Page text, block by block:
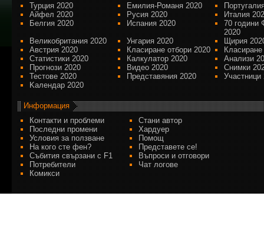
Турция 2020
Емилия-Романя 2020
Айфел 2020
Русия 2020
Италия
Белгия 2020
Испания 2020
70 години
2020
Великобритания 2020
Унгария 2020
Щирия
Австрия 2020
Класиране отбори 2020
Статистики 2020
Калкулатор 2020
Анализи
Прогнози 2020
Видео 2020
Снимки
Тестове 2020
Представяния 2020
Участници
Kалендар 2020
Информация
Контакти и проблеми
Стани автор
Последни промени
Хардуер
Условия за ползване
Помощ
На кого сте фен?
Представете се!
Събития свързани с F1
Въпроси и отговори
Потребители
Чат логове
Комикси